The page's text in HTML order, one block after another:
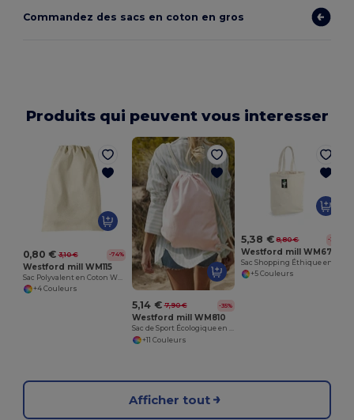
Commandez des sacs en coton en gros
Produits qui peuvent vous interesser
0,80 € 3,10 € -74%
Westford mill WM115
+4 Couleurs
5,14 € 7,90 € -35%
Westford mill WM810
Sac de Sport Écologique en Coton Bio
+11 Couleurs
5,38 € 8,80 € -39%
Westford mill WM671
+5 Couleurs
Afficher tout